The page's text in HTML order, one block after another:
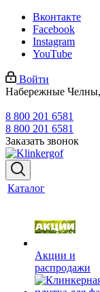
Вконтакте
Facebook
Instagram
YouTube
Войти
Набережные
8 800 201 6581
8 800 201 6581
Заказать звонок
Каталог
Акции и
распродажи